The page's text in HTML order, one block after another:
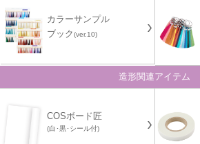
カラーサンプル
ブック(ver.10)
造形関連アイテム
COSボード匠
(白･黒･シール付)